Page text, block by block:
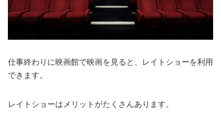
仕事終わりに映画館で映画を見ると、レイトショーを利用
できます。
レイトショーはメリットがたくさんあります。